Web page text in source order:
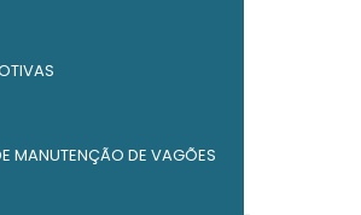
MANUTENÇÃO DE VAGÕES